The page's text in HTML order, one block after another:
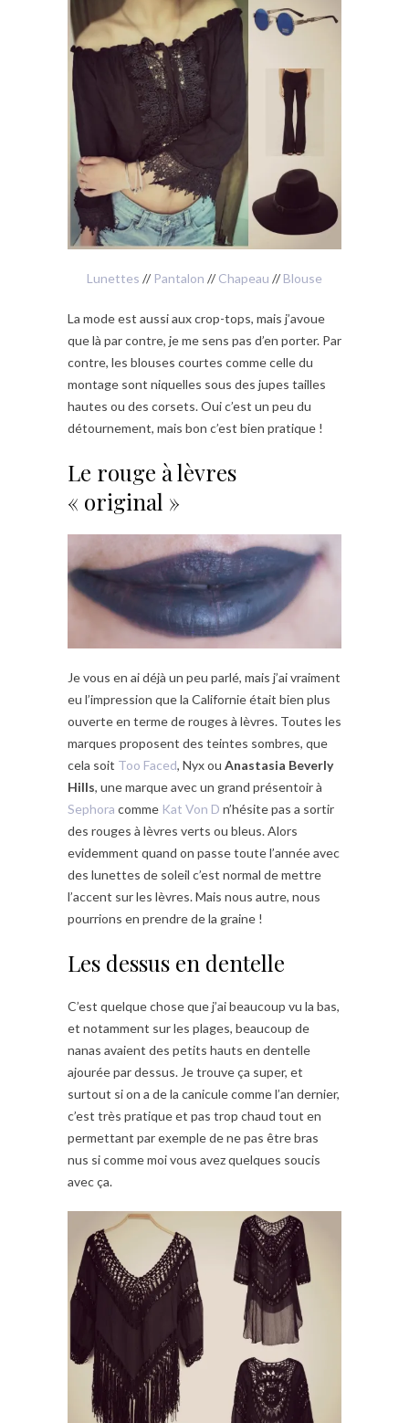
Lunettes // Pantalon // Chapeau // Blouse
La mode est aussi aux crop-tops, mais j’avoue
que là par contre, je me sens pas d’en porter. Par
contre, les blouses courtes comme celle du
montage sont niquelles sous des jupes tailles
hautes ou des corsets. Oui c’est un peu du
détournement, mais bon c’est bien pratique !
Le rouge à lèvres
« original »
Je vous en ai déjà un peu parlé, mais j’ai vraiment
eu l’impression que la Californie était bien plus
ouverte en terme de rouges à lèvres. Toutes les
marques proposent des teintes sombres, que
cela soit Too Faced, Nyx ou Anastasia Beverly
Hills, une marque avec un grand présentoir à
Sephora comme Kat Von D n’hésite pas a sortir
des rouges à lèvres verts ou bleus. Alors
evidemment quand on passe toute l’année avec
des lunettes de soleil c’est normal de mettre
l’accent sur les lèvres. Mais nous autre, nous
pourrions en prendre de la graine !
Les dessus en dentelle
C’est quelque chose que j’ai beaucoup vu la bas,
et notamment sur les plages, beaucoup de
nanas avaient des petits hauts en dentelle
ajourée par dessus. Je trouve ça super, et
surtout si on a de la canicule comme l’an dernier,
c’est très pratique et pas trop chaud tout en
permettant par exemple de ne pas être bras
nus si comme moi vous avez quelques soucis
avec ça.